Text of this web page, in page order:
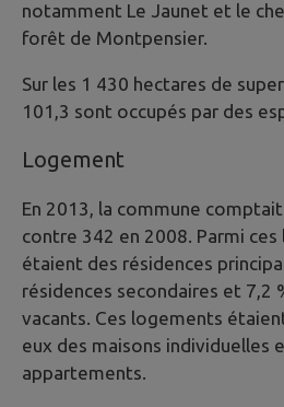
notamment Le Jaunet et le
forêt de Montpensier.
Sur les 1 430 hectares de
101,3 sont occupés par des
Logement
En 2013, la commune
contre 342 en 2008. Parmi
étaient des résidences
résidences secondaires et 7,2
vacants. Ces logements
eux des maisons individuelles
appartements.